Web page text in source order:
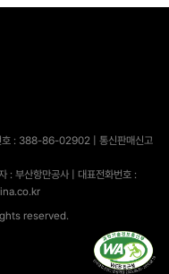
호 : 388-86-02902 | 통신판매신고
: 부산항만공사 | 대표전화번호 :
reserved.